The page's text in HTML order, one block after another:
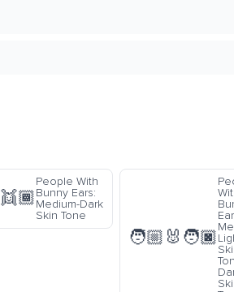
👯🏾
People With
Bunny Ears:
Medium-Dark
Skin Tone
🧑🏼‍🐰‍🧑🏿